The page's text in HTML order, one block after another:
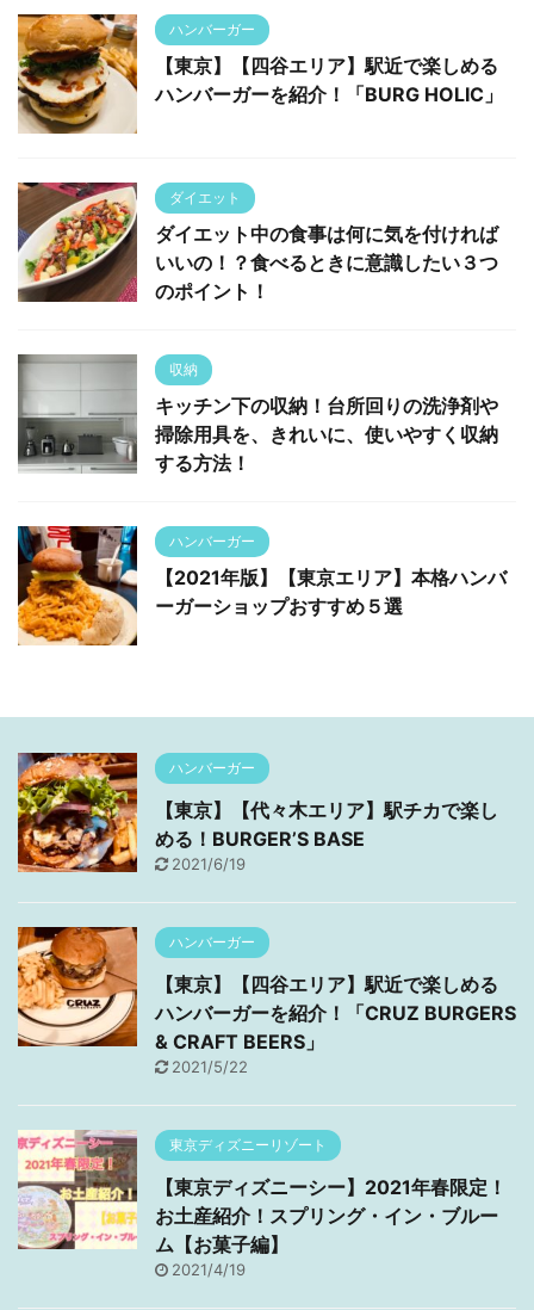
ハンバーガー
【東京】【四谷エリア】駅近で楽しめる
ハンバーガーを紹介！「BURG HOLIC」
ダイエット
ダイエット中の食事は何に気を付ければ
いいの！？食べるときに意識したい３つ
のポイント！
収納
キッチン下の収納！台所回りの洗浄剤や
掃除用具を、きれいに、使いやすく収納
する方法！
ハンバーガー
【2021年版】【東京エリア】本格ハンバ
ーガーショップおすすめ５選
ハンバーガー
【東京】【代々木エリア】駅チカで楽し
める！BURGER’S BASE
2021/6/19
ハンバーガー
【東京】【四谷エリア】駅近で楽しめる
ハンバーガーを紹介！「CRUZ BURGERS
& CRAFT BEERS」
2021/5/22
東京ディズニーリゾート
【東京ディズニーシー】2021年春限定！
お土産紹介！スプリング・イン・ブルー
ム【お菓子編】
2021/4/19